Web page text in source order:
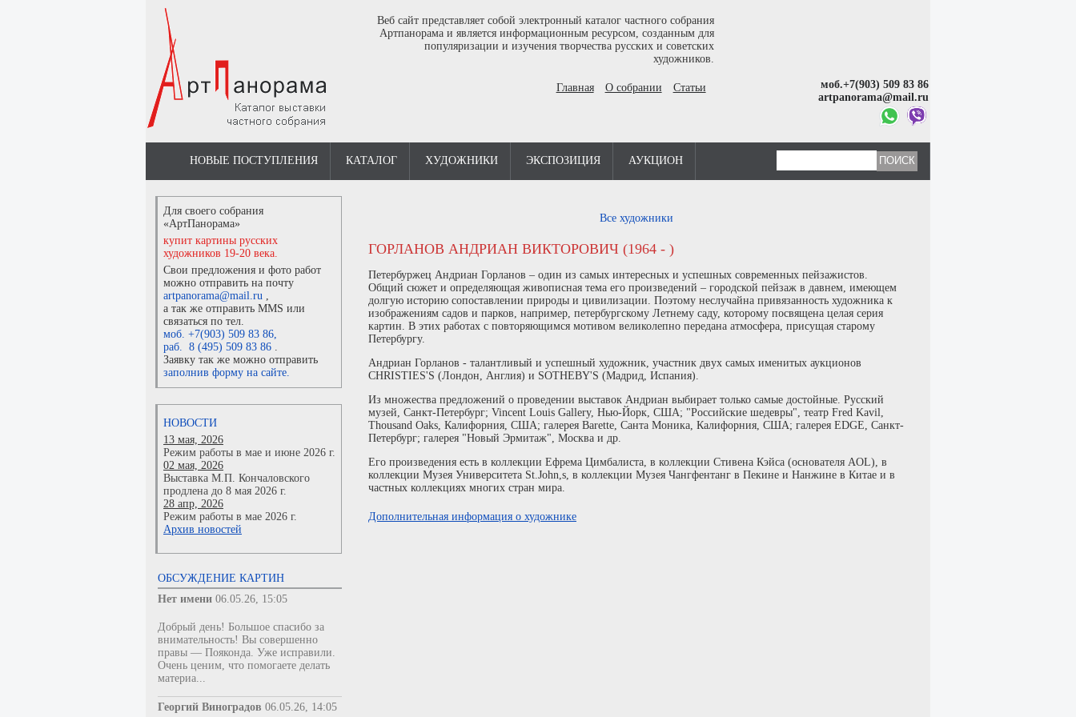
Веб сайт представляет собой электронный каталог частного собрания
Артпанорама и является информационным ресурсом, созданным для
популяризации и изучения творчества русских и советских
художников.
Главная О собрании Статьи
моб.+7(903) 509 83 86
artpanorama@mail.ru
НОВЫЕ ПОСТУПЛЕНИЯ КАТАЛОГ ХУДОЖНИКИ ЭКСПОЗИЦИЯ АУКЦИОН
Для своего собрания
«АртПанорама»
купит картины русских
художников 19-20 века.
Свои предложения и фото работ
можно отправить на почту
artpanorama@mail.ru ,
а так же отправить MMS или
связаться по тел.
моб. +7(903) 509 83 86,
раб. 8 (495) 509 83 86 .
Заявку так же можно отправить
заполнив форму на сайте.
НОВОСТИ
13 мая, 2026
Режим работы в мае и июне 2026 г.
02 мая, 2026
Выставка М.П. Кончаловского
продлена до 8 мая 2026 г.
28 апр, 2026
Режим работы в мае 2026 г.
Архив новостей
ОБСУЖДЕНИЕ КАРТИН
Нет имени 06.05.26, 15:05
Добрый день! Большое спасибо за
внимательность! Вы совершенно
правы — Пояконда. Уже исправили.
Очень ценим, что помогаете делать
материа...
Георгий Виноградов 06.05.26, 14:05
Все художники
ГОРЛАНОВ АНДРИАН ВИКТОРОВИЧ (1964 - )
Петербуржец Андриан Горланов – один из самых интересных и успешных современных пейзажистов.
Общий сюжет и определяющая живописная тема его произведений – городской пейзаж в давнем, имеющем
долгую историю сопоставлении природы и цивилизации. Поэтому неслучайна привязанность художника к
изображениям садов и парков, например, петербургскому Летнему саду, которому посвящена целая серия
картин. В этих работах с повторяющимся мотивом великолепно передана атмосфера, присущая старому
Петербургу.
Андриан Горланов - талантливый и успешный художник, участник двух самых именитых аукционов
CHRISTIES'S (Лондон, Англия) и SOTHEBY'S (Мадрид, Испания).
Из множества предложений о проведении выставок Андриан выбирает только самые достойные. Русский
музей, Санкт-Петербург; Vincent Louis Gallery, Нью-Йорк, США; "Российские шедевры", театр Fred Kavil,
Thousand Oaks, Калифорния, США; галерея Barette, Санта Моника, Калифорния, США; галерея EDGE, Санкт-
Петербург; галерея "Новый Эрмитаж", Москва и др.
Его произведения есть в коллекции Ефрема Цимбалиста, в коллекции Стивена Кэйса (основателя AOL), в
коллекции Музея Университета St.John,s, в коллекции Музея Чангфентанг в Пекине и Нанжине в Китае и в
частных коллекциях многих стран мира.
Дополнительная информация о художнике